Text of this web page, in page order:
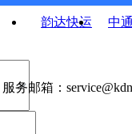
韵达快运
中
服务邮箱：